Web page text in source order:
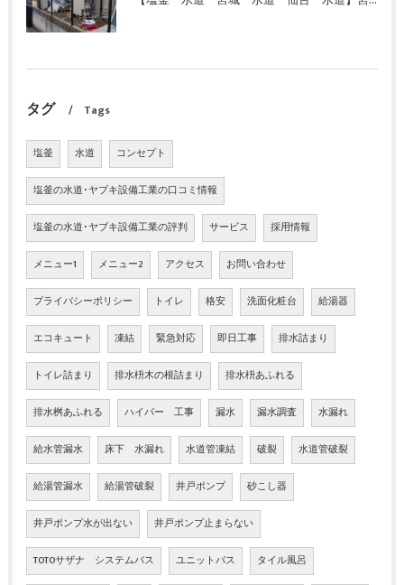
タグ Tags
塩釜 水道 コンセプト
塩釜の水道･ヤブキ設備工業の口コミ情報
塩釜の水道･ヤブキ設備工業の評判 サービス 採用情報
メニュー1 メニュー2 アクセス お問い合わせ
プライバシーポリシー トイレ 格安 洗面化粧台 給湯器
エコキュート 凍結 緊急対応 即日工事 排水詰まり
トイレ詰まり 排水枡木の根詰まり 排水枡あふれる
排水桝あふれる ハイパー 工事 漏水 漏水調査 水漏れ
給水管漏水 床下 水漏れ 水道管凍結 破裂 水道管破裂
給湯管漏水 給湯管破裂 井戸ポンプ 砂こし器
井戸ポンプ水が出ない 井戸ポンプ止まらない
TOTOサザナ システムバス ユニットバス タイル風呂